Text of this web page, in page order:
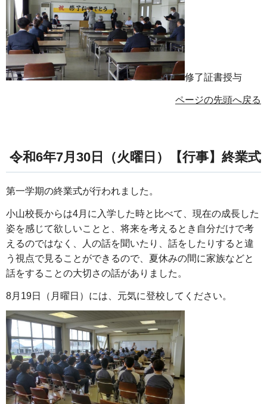
修了証書授与
ページの先頭へ戻る
令和6年7月30日（火曜日）【行事】終業式
第一学期の終業式が行われました。
小山校長からは4月に入学した時と比べて、現在の成長した
姿を感じて欲しいことと、将来を考えるとき自分だけで考
えるのではなく、人の話を聞いたり、話をしたりすると違
う視点で見ることができるので、夏休みの間に家族などと
話をすることの大切さの話がありました。
8月19日（月曜日）には、元気に登校してください。